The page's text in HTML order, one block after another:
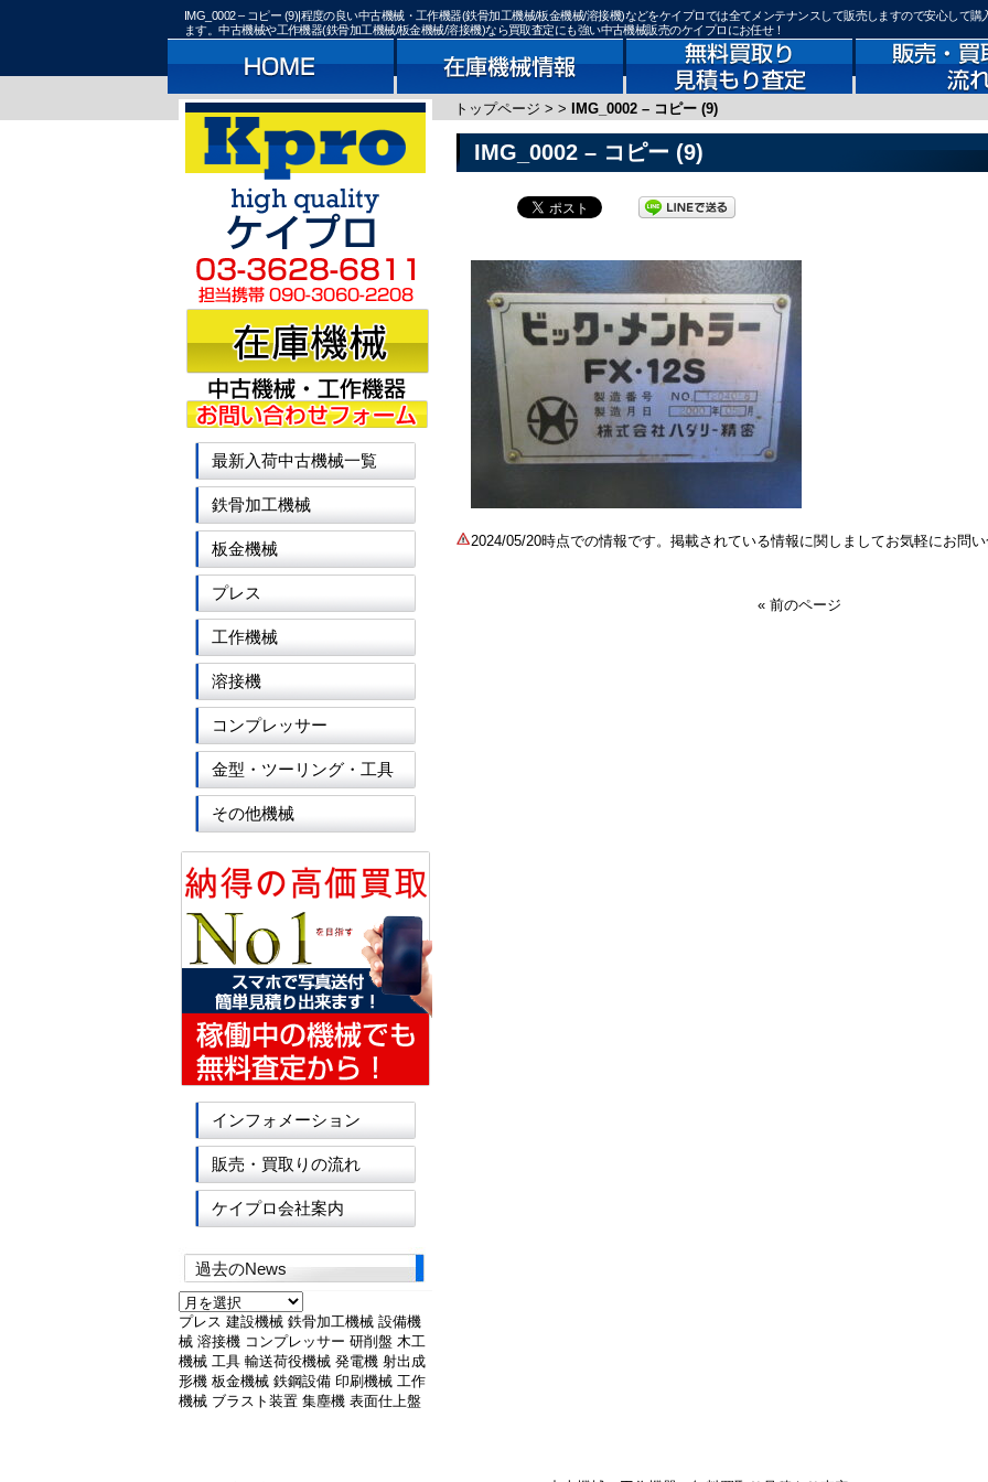
IMG_0002 – コピー (9)|程度の良い中古機械・工作機器(鉄骨加工機械/板金機械/溶接機)などをケイプロでは全てメンテナンスして販売しますので安心して購
ます。中古機械や工作機器(鉄骨加工機械/板金機械/溶接機)なら買取査定にも強い中古機械販売のケイプロにお任せ！
トップページ > > IMG_0002 – コピー (9)
IMG_0002 – コピー (9)
2024/05/20時点での情報です。掲載されている情報に関しましてお気軽にお問い
« 前のページ
最新入荷中古機械一覧
鉄骨加工機械
板金機械
プレス
工作機械
溶接機
コンプレッサー
金型・ツーリング・工具
その他機械
インフォメーション
販売・買取りの流れ
ケイプロ会社案内
過去のNews
過
去
の
News
プレス 建設機械 鉄骨加工機械 設備機
械 溶接機 コンプレッサー 研削盤 木工
機械 工具 輸送荷役機械 発電機 射出成
形機 板金機械 鉄鋼設備 印刷機械 工作
機械 ブラスト装置 集塵機 表面仕上盤